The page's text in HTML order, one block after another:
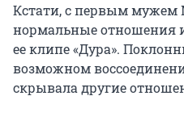
Кстати, с первым мужем
нормальные отношения
ее клипе «Дура».
возможном
скрывала другие